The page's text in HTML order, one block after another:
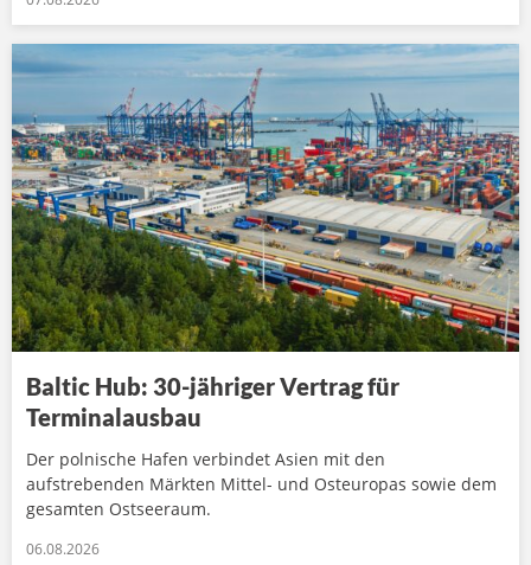
Baltic Hub: 30-jähriger Vertrag für
Terminalausbau
Der polnische Hafen verbindet Asien mit den
aufstrebenden Märkten Mittel- und Osteuropas sowie dem
gesamten Ostseeraum.
06.08.2026